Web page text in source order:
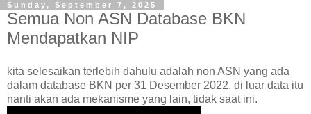
Sunday, September 7, 2025
Semua Non ASN Database BKN
Mendapatkan NIP
kita selesaikan terlebih dahulu adalah non ASN yang ada
dalam database BKN per 31 Desember 2022. di luar data itu
nanti akan ada mekanisme yang lain, tidak saat ini.